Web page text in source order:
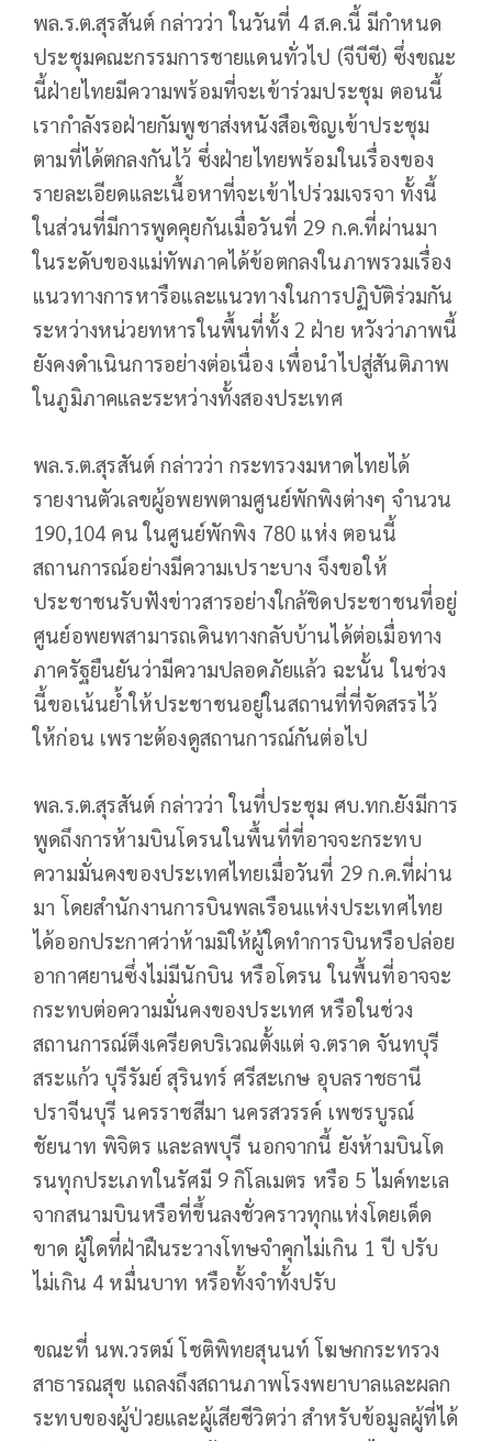
พล.ร.ต.สุรสันต์ กล่าวว่า ในวันที่ 4 ส.ค.นี้ มีกำหนด
ประชุมคณะกรรมการชายแดนทั่วไป (จีบีซี) ซึ่งขณะ
นี้ฝ่ายไทยมีความพร้อมที่จะเข้าร่วมประชุม ตอนนี้
เรากำลังรอฝ่ายกัมพูชาส่งหนังสือเชิญเข้าประชุม
ตามที่ได้ตกลงกันไว้ ซึ่งฝ่ายไทยพร้อมในเรื่องของ
รายละเอียดและเนื้อหาที่จะเข้าไปร่วมเจรจา ทั้งนี้
ในส่วนที่มีการพูดคุยกันเมื่อวันที่ 29 ก.ค.ที่ผ่านมา
ในระดับของแม่ทัพภาคได้ข้อตกลงในภาพรวมเรื่อง
แนวทางการหารือและแนวทางในการปฏิบัติร่วมกัน
ระหว่างหน่วยทหารในพื้นที่ทั้ง 2 ฝ่าย หวังว่าภาพนี้
ยังคงดำเนินการอย่างต่อเนื่อง เพื่อนำไปสู่สันติภาพ
ในภูมิภาคและระหว่างทั้งสองประเทศ
พล.ร.ต.สุรสันต์ กล่าวว่า กระทรวงมหาดไทยได้
รายงานตัวเลขผู้อพยพตามศูนย์พักพิงต่างๆ จำนวน
190,104 คน ในศูนย์พักพิง 780 แห่ง ตอนนี้
สถานการณ์อย่างมีความเปราะบาง จึงขอให้
ประชาชนรับฟังข่าวสารอย่างใกล้ชิดประชาชนที่อยู่
ศูนย์อพยพสามารถเดินทางกลับบ้านได้ต่อเมื่อทาง
ภาครัฐยืนยันว่ามีความปลอดภัยแล้ว ฉะนั้น ในช่วง
นี้ขอเน้นย้ำให้ประชาชนอยู่ในสถานที่ที่จัดสรรไว้
ให้ก่อน เพราะต้องดูสถานการณ์กันต่อไป
พล.ร.ต.สุรสันต์ กล่าวว่า ในที่ประชุม ศบ.ทก.ยังมีการ
พูดถึงการห้ามบินโดรนในพื้นที่ที่อาจจะกระทบ
ความมั่นคงของประเทศไทยเมื่อวันที่ 29 ก.ค.ที่ผ่าน
มา โดยสำนักงานการบินพลเรือนแห่งประเทศไทย
ได้ออกประกาศว่าห้ามมิให้ผู้ใดทำการบินหรือปล่อย
อากาศยานซึ่งไม่มีนักบิน หรือโดรน ในพื้นที่อาจจะ
กระทบต่อความมั่นคงของประเทศ หรือในช่วง
สถานการณ์ตึงเครียดบริเวณตั้งแต่ จ.ตราด จันทบุรี
สระแก้ว บุรีรัมย์ สุรินทร์ ศรีสะเกษ อุบลราชธานี
ปราจีนบุรี นครราชสีมา นครสวรรค์ เพชรบูรณ์
ชัยนาท พิจิตร และลพบุรี นอกจากนี้ ยังห้ามบินโด
รนทุกประเภทในรัศมี 9 กิโลเมตร หรือ 5 ไมค์ทะเล
จากสนามบินหรือที่ขึ้นลงชั่วคราวทุกแห่งโดยเด็ด
ขาด ผู้ใดที่ฝ่าฝืนระวางโทษจำคุกไม่เกิน 1 ปี ปรับ
ไม่เกิน 4 หมื่นบาท หรือทั้งจำทั้งปรับ
ขณะที่ นพ.วรตม์ โชติพิทยสุนนท์ โฆษกกระทรวง
สาธารณสุข แถลงถึงสถานภาพโรงพยาบาลและผลก
ระทบของผู้ป่วยและผู้เสียชีวิตว่า สำหรับข้อมูลผู้ที่ได้